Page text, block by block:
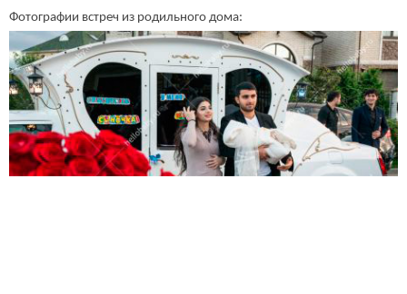
Фотографии встреч из родильного дома: